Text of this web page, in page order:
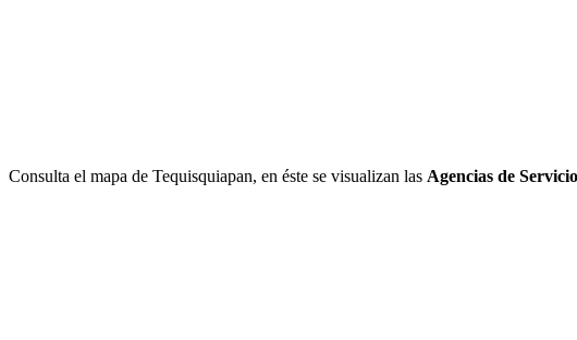
Consulta el mapa de Tequisquiapan, en éste se visualizan las Agencias de